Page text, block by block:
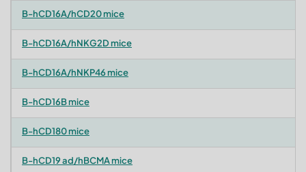
B-hCD16A/hCD20 mice
B-hCD16A/hNKG2D mice
B-hCD16A/hNKP46 mice
B-hCD16B mice
B-hCD180 mice
B-hCD19 ad/hBCMA mice